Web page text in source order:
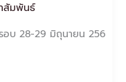
สัมพันธ์
อบ 28-29 มิถุนายน 256